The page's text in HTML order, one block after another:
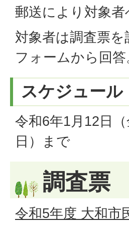
郵送により対象
対象者は調査票
フォームから回答
スケジュール
令和6年1月12日
日）まで
調査票
令和5年度 大和市